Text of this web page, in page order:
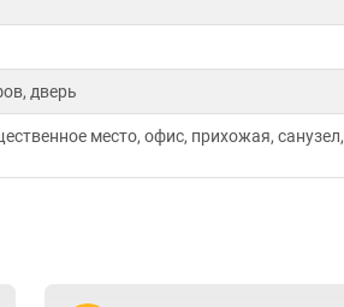
дверь
место, офис, прихожая, санузел,